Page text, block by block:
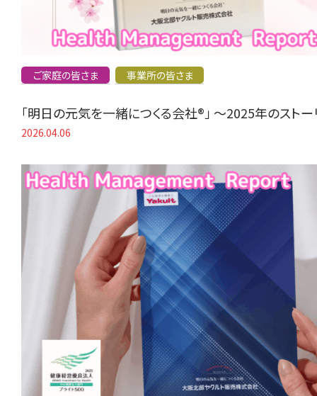
ご家庭の皆さま 事業所の皆さま
「明日の元気を一緒につくる会社®」 〜2025年のスト
2026.04.06